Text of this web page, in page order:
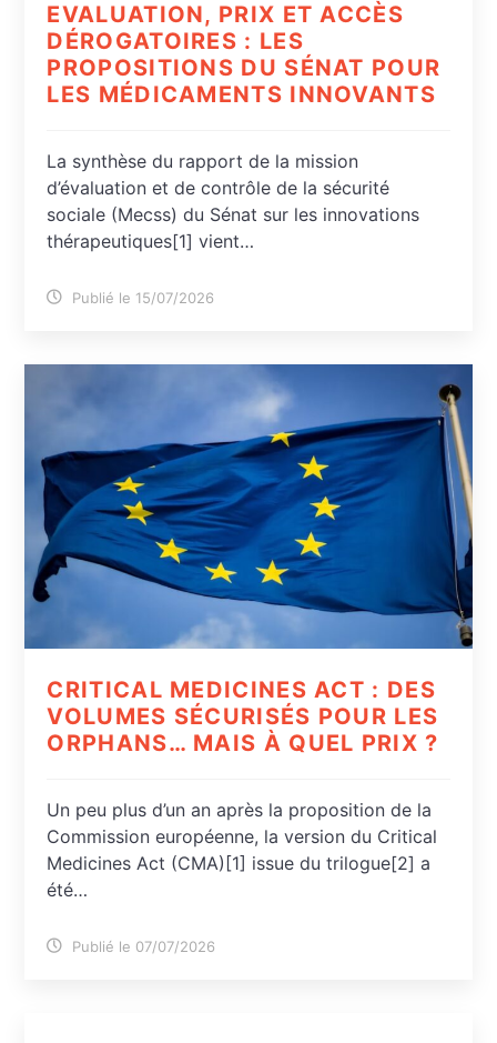
EVALUATION, PRIX ET ACCÈS
DÉROGATOIRES : LES
PROPOSITIONS DU SÉNAT POUR
LES MÉDICAMENTS INNOVANTS
La synthèse du rapport de la mission
d’évaluation et de contrôle de la sécurité
sociale (Mecss) du Sénat sur les innovations
thérapeutiques[1] vient…
Publié le 15/07/2026
CRITICAL MEDICINES ACT : DES
VOLUMES SÉCURISÉS POUR LES
ORPHANS… MAIS À QUEL PRIX ?
Un peu plus d’un an après la proposition de la
Commission européenne, la version du Critical
Medicines Act (CMA)[1] issue du trilogue[2] a
été…
Publié le 07/07/2026